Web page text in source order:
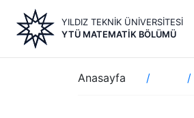
içeriğe
YILDIZ TEKNİK ÜNİVERSİTESİ
YTÜ MATEMATIK BÖLÜMÜ
Sayfa
yolu
Anasayfa